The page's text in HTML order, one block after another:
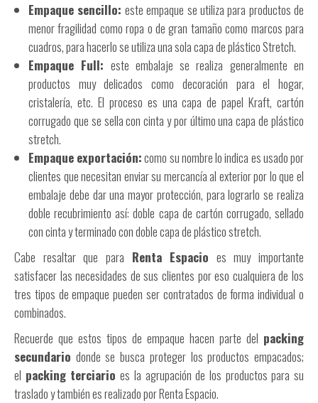
Empaque sencillo: este empaque se utiliza para productos de
menor fragilidad como ropa o de gran tamaño como marcos para
cuadros, para hacerlo se utiliza una sola capa de plástico Stretch.
Empaque Full: este embalaje se realiza generalmente en
productos muy delicados como decoración para el hogar,
cristalería, etc. El proceso es una capa de papel Kraft, cartón
corrugado que se sella con cinta y por último una capa de plástico
stretch.
Empaque exportación:como su nombre lo indica es usado por
clientes que necesitan enviar su mercancía al exterior por lo que el
embalaje debe dar una mayor protección, para lograrlo se realiza
doble recubrimiento así: doble capa de cartón corrugado, sellado
con cinta y terminado con doble capa de plástico stretch.
Cabe resaltar que para Renta Espacio es muy importante
satisfacer las necesidades de sus clientes por eso cualquiera de los
tres tipos de empaque pueden ser contratados de forma individual o
combinados.
Recuerde que estos tipos de empaque hacen parte del packing
secundario donde se busca proteger los productos empacados;
el packing terciario es la agrupación de los productos para su
traslado y también es realizado por Renta Espacio.